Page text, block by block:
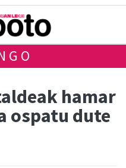
hamar
ospatu dute